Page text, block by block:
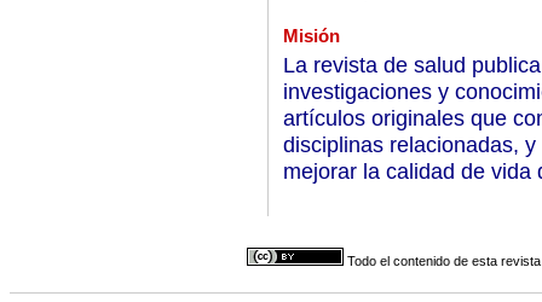
Misión
La revista de salud
investigaciones y
artículos originales que
disciplinas relacionadas,
mejorar la calidad de vida
Todo el contenido de esta